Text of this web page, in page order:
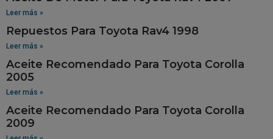
Leer más »
Repuestos Para Toyota Rav4 1998
Leer más »
Aceite Recomendado Para Toyota Corolla
2005
Leer más »
Aceite Recomendado Para Toyota Corolla
2009